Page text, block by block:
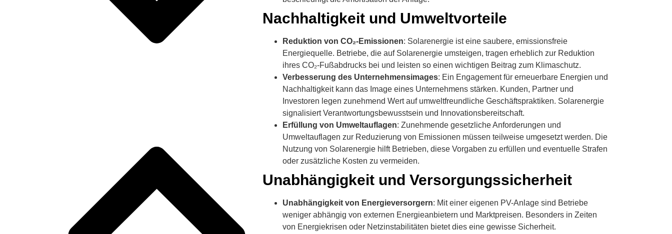
Nachhaltigkeit und Umweltvorteile
Reduktion von CO₂-Emissionen: Solarenergie ist eine saubere, emissionsfreie
Energiequelle. Betriebe, die auf Solarenergie umsteigen, tragen erheblich zur Reduktion
ihres CO₂-Fußabdrucks bei und leisten so einen wichtigen Beitrag zum Klimaschutz.
Verbesserung des Unternehmensimages: Ein Engagement für erneuerbare Energien und
Nachhaltigkeit kann das Image eines Unternehmens stärken. Kunden, Partner und
Investoren legen zunehmend Wert auf umweltfreundliche Geschäftspraktiken. Solarenergie
signalisiert Verantwortungsbewusstsein und Innovationsbereitschaft.
Erfüllung von Umweltauflagen: Zunehmende gesetzliche Anforderungen und
Umweltauflagen zur Reduzierung von Emissionen müssen teilweise umgesetzt werden. Die
Nutzung von Solarenergie hilft Betrieben, diese Vorgaben zu erfüllen und eventuelle Strafen
oder zusätzliche Kosten zu vermeiden.
Unabhängigkeit und Versorgungssicherheit
Unabhängigkeit von Energieversorgern: Mit einer eigenen PV-Anlage sind Betriebe
weniger abhängig von externen Energieanbietern und Marktpreisen. Besonders in Zeiten
von Energiekrisen oder Netzinstabilitäten bietet dies eine gewisse Sicherheit.